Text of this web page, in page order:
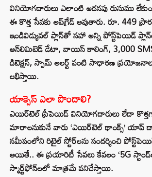
వినియోగదారులు ఎలాంటి అదనపు రుసుము
ఈ కొత్త సేవకు అప్‌గ్రేడ్ అవుతారు. రూ. 449
ఇండివిడ్యువల్ ప్లాన్‌తో సహా అన్ని పోస్ట్‌పెయిడ్
అన్‌లిమిటెడ్ డేటా, వాయిస్ కాలింగ్, 3,000
డిటెక్షన్, స్పామ్ అలర్ట్ వంటి సాధారణ
లభిస్తాయి.
యాక్సెస్ ఎలా పొందాలి?
ఎయిర్‌టెల్ ప్రీపెయిడ్ వినియోగదారులు లేదా
మారాలనుకునే వారు ‘ఎయిర్‌టెల్ థాంక్స్’ యాప్
సమీపంలోని రిటైల్ స్టోర్‌లను సందర్శించి
అయితే.. ఈ ప్రయారిటీ సేవలు కేవలం ‘5G
స్మార్ట్‌ఫోన్‌లలో మాత్రమే పనిచేస్తాయి.